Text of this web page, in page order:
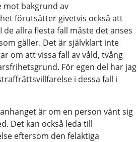
bakgrund av
förutsätter givetvis också att
allra flesta fall måste det anses
gäller. Det är självklart inte
om att vissa fall av våld, tvång
För egen del har jag
i dessa fall i
är om en person vänt sig
Det kan också leda till
eftersom den felaktiga